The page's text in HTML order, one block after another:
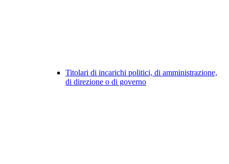
Titolari di incarichi politici, di amministrazione,
di direzione o di governo